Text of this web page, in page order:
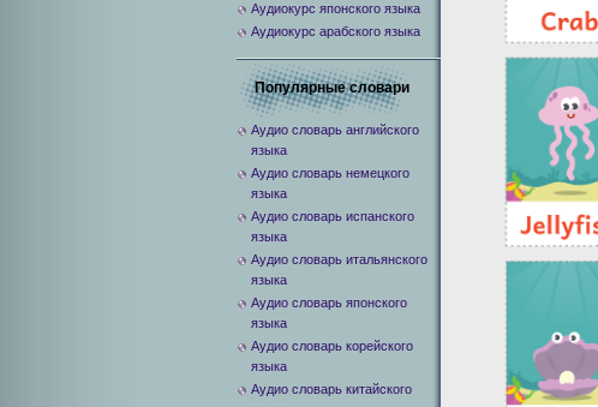
Аудиокурс японского языка
Аудиокурс арабского языка
Популярные словари
Аудио словарь английского
языка
Аудио словарь немецкого
языка
Аудио словарь испанского
языка
Аудио словарь итальянского
языка
Аудио словарь японского
языка
Аудио словарь корейского
языка
Аудио словарь китайского